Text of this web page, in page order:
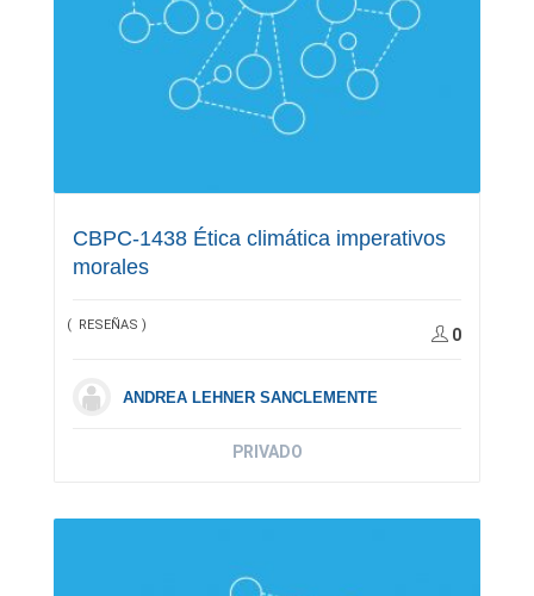
CBPC-1438 Ética climática imperativos
morales
( RESEÑAS )
0
ANDREA LEHNER SANCLEMENTE
PRIVADO